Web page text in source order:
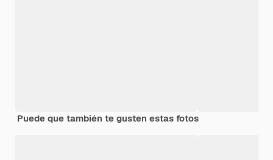
Puede que también te gusten estas fotos